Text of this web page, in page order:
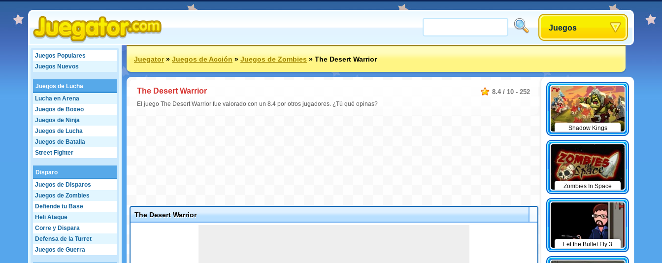
Juegos
Juegos Populares
Juegos Nuevos
Juegos de Lucha
Lucha en Arena
Juegos de Boxeo
Juegos de Ninja
Juegos de Lucha
Juegos de Batalla
Street Fighter
Disparo
Juegos de Disparos
Juegos de Zombies
Defiende tu Base
Heli Ataque
Corre y Dispara
Defensa de la Turret
Juegos de Guerra
Juegator»Juegos de Acción»Juegos de Zombies»The Desert Warrior
8.4 / 10 - 252
The Desert Warrior
El juego The Desert Warrior fue valorado con un 8.4 por otros jugadores. ¿Tú qué opinas?
The Desert Warrior
Shadow Kings
Zombies In Space
Let the Bullet Fly 3